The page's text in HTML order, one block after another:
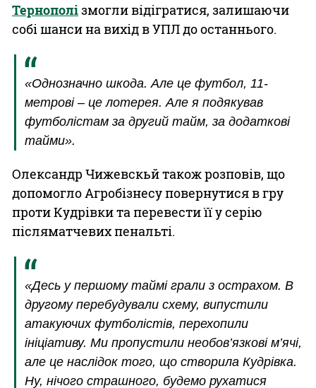
Тернополізмогли відігратися, залишаючи
собі шанси на вихід в УПЛ до останнього.
«Однозначно шкода. Але це футбол, 11-
метрові – це лотерея. Але я подякував
футболістам за другий тайм, за додаткові
тайми».
Олександр Чижевскьй також розповів, що
допомогло Агробізнесу повернутися в гру
проти Кудрівки та перевести її у серію
післяматчевих пенальті.
«Десь у першому таймі грали з острахом. В
другому перебудували схему, випустили
атакуючих футболістів, перехопили
ініціативу. Ми пропустили необов’язкові м’ячі,
але це наслідок того, що створила Кудрівка.
Ну, нічого страшного, будемо рухатися